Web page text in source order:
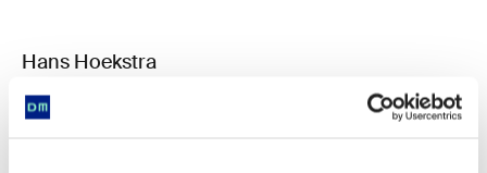
Hans Hoekstra
Nina